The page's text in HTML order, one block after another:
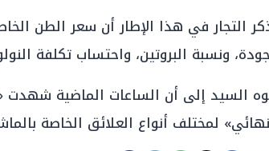
التجار في هذا الإطار أن سعر الطن
ونسبة البروتين، واحتساب تكلفة
السيد إلى أن الساعات الماضية شهدت
لمختلف أنواع العلائق الخاصة